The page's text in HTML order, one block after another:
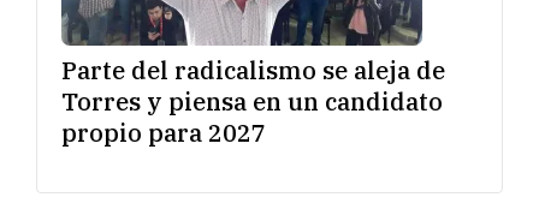
Parte del radicalismo se aleja de
Torres y piensa en un candidato
propio para 2027